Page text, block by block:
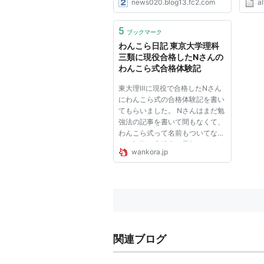
差値 判定(ＡＢＣＤＥ) 駿台東大
87.2
Ⅲ 89.3 A
河合塾東大模試 理Ⅲ...
news020.blog13.fc2.com
なら
5 ブックマーク
わんこら日記 東京大学理科
三類に現役合格したNさんの
わんこら式合格体験記
東大理Ⅲに現役で合格したNさん
にわんこら式の合格体験記を書い
てもらいました。 Nさんはまだ勉
強法の記事を書いて間もなくて、
わんこら式って名前もついてなか
った初期の実践者で最初にわんこ
ら式を見出した人です。 オレは
wankora.jp
関連ブログ